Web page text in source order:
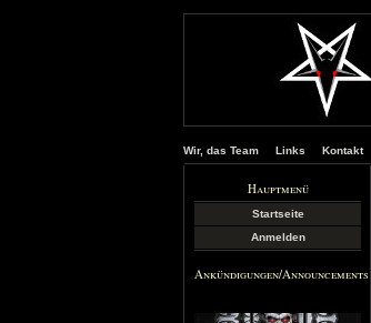
Wir, das Team Links Kontakt
Hauptmenü
Startseite
Anmelden
Ankündigungen/Announcements